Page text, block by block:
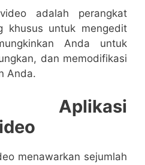
adalah perangkat
khusus untuk mengedit
Anda untuk
dan memodifikasi
Anda.
Aplikasi
menawarkan sejumlah